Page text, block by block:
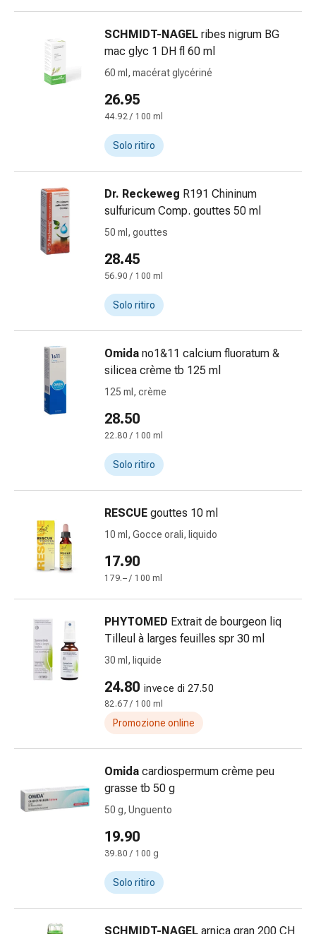
ferite
Spray
Strisce
adesivi
ferite
Unguento
tiraggio
Tamponi
medicali
e
occhi
Disturbi
delle
orecchie
Gocce
oculari
occhi
Bende
occhi
Igiene
oculare
e
circolazione
Terapia
cardiaca
Calze
Disturbi
circolatori
Cessazione
fumo
Disturbi
venosi
Disturbi
del
nervo
SCHMIDT-NAGEL ribes nigrum BG
mac glyc 1 DH fl 60 ml
60 ml, macérat glycériné
26.95
44.92 / 100 ml
Solo ritiro
Dr. Reckeweg R191 Chininum
sulfuricum Comp. gouttes 50 ml
50 ml, gouttes
28.45
56.90 / 100 ml
Solo ritiro
Omida no1&11 calcium fluoratum &
silicea crème tb 125 ml
125 ml, crème
28.50
22.80 / 100 ml
Solo ritiro
RESCUE gouttes 10 ml
10 ml, Gocce orali, liquido
17.90
179.– / 100 ml
PHYTOMED Extrait de bourgeon liq
Tilleul à larges feuilles spr 30 ml
30 ml, liquide
24.80 invece di 27.50
82.67 / 100 ml
Promozione online
Omida cardiospermum crème peu
grasse tb 50 g
50 g, Unguento
19.90
39.80 / 100 g
Solo ritiro
SCHMIDT-NAGEL arnica gran 200 CH